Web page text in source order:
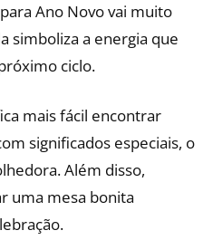
Ano Novo vai muito
simboliza a energia que
ciclo.
mais fácil encontrar
significados especiais, o
Além disso,
uma mesa bonita